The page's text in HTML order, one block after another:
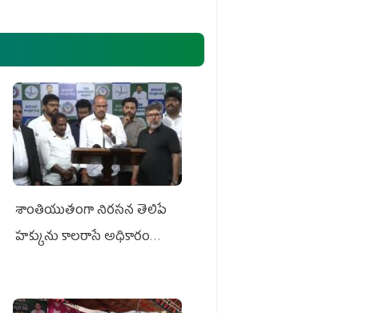
శాంతియుతంగా నిరసన తెలిపే
హక్కును కాలరాసే అధికారం